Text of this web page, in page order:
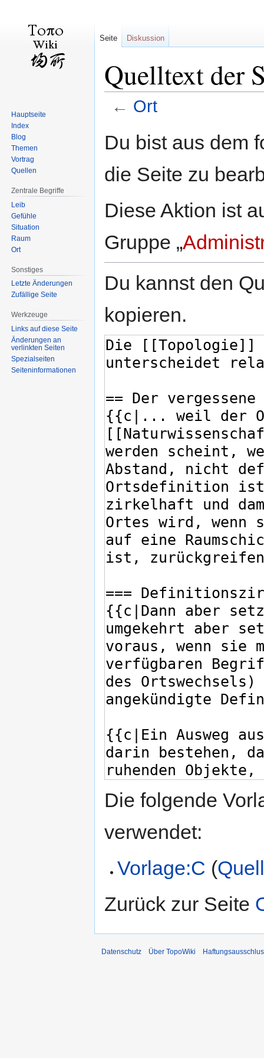
Quelltext der
← Ort
Navigation
Suche
Du bist aus dem
die Seite zu
Diese Aktion ist
Gruppe „
Du kannst den
kopieren.
Die folgende
verwendet:
Vorlage:C (
Zurück zur Seite
Seite Diskussion
Hauptseite
Index
Blog
Themen
Vortrag
Quellen
Zentrale Begriffe
Leib
Gefühle
Situation
Raum
Ort
Sonstiges
Letzte Änderungen
Zufällige Seite
Werkzeuge
Links auf diese Seite
Änderungen an
verlinkten Seiten
Spezialseiten
Seiten­informationen
Datenschutz Über TopoWiki